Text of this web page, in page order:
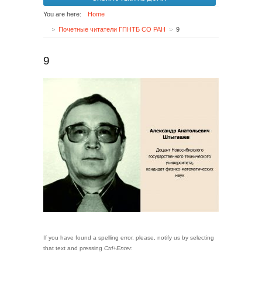
You are here: Home
Почетные читатели ГПНТБ СО РАН 9
9
If you have found a spelling error, please, notify us by selecting
that text and pressing Ctrl+Enter.